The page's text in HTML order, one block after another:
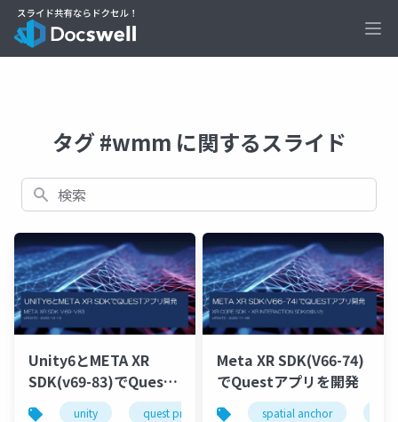
タグ #wmm に関するスライド
検索
Unity6とMETA XR
SDK(v69-83)でQuest
アプリ開発
unity quest pro oculus integration
Meta XR SDK(V66-74)
でQuestアプリを開発
spatial anchor